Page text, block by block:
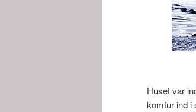
Huset var
komfur ind i